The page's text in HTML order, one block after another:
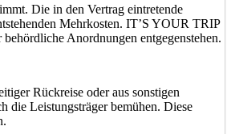
Die in den Vertrag eintretende
Mehrkosten. IT’S YOUR TRIP
Anordnungen entgegenstehen.
Rückreise oder aus sonstigen
die Leistungsträger bemühen. Diese